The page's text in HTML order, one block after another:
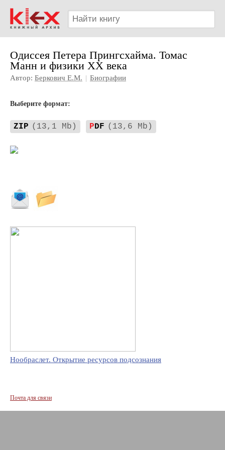
Одиссея Петера Прингсхайма. Томас
Манн и физики XX века
Автор: Беркович Е.М. | Биографии
Выберите формат:
ZIP (13,1 Mb) PDF (13,6 Mb)
Нообраслет. Открытие ресурсов подсознания
Почта для связи